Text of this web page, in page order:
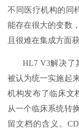
不同医疗机构的同
能存在很大的变数
且很难在集成方面
HL7 V3解决了
被认为统一实施起
机构发布了临床文
从一个临床系统转
留文档的含义。